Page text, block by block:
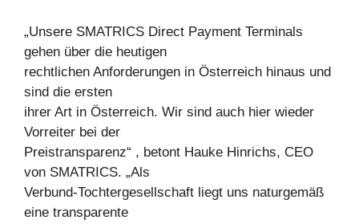
„Unsere SMATRICS Direct Payment Terminals
gehen über die heutigen
rechtlichen Anforderungen in Österreich hinaus und
sind die ersten
ihrer Art in Österreich. Wir sind auch hier wieder
Vorreiter bei der
Preistransparenz“ , betont Hauke Hinrichs, CEO
von SMATRICS. „Als
Verbund-Tochtergesellschaft liegt uns naturgemäß
eine transparente